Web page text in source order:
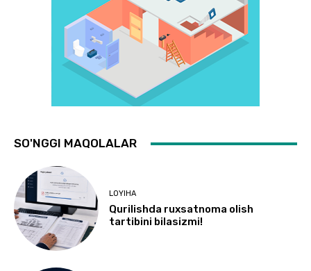
SO'NGGI MAQOLALAR
LOYIHA
Qurilishda ruxsatnoma olish
tartibini bilasizmi!